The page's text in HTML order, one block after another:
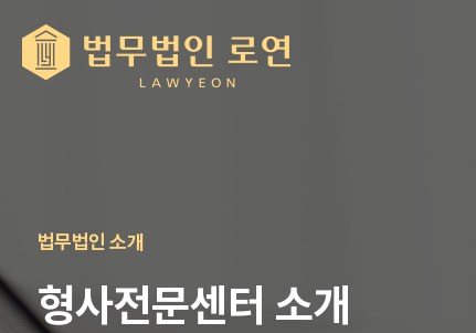
법무법인 소개
형사전문센터 소개